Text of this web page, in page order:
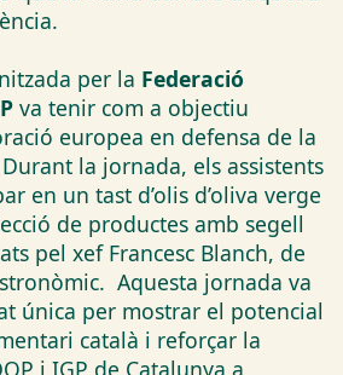
per la Federació
va tenir com a objectiu
europea en defensa de la
la jornada, els assistents
en un tast d’olis d’oliva verge
de productes amb segell
pel xef Francesc Blanch, de
Aquesta jornada va
única per mostrar el potencial
català i reforçar la
i IGP de Catalunya a